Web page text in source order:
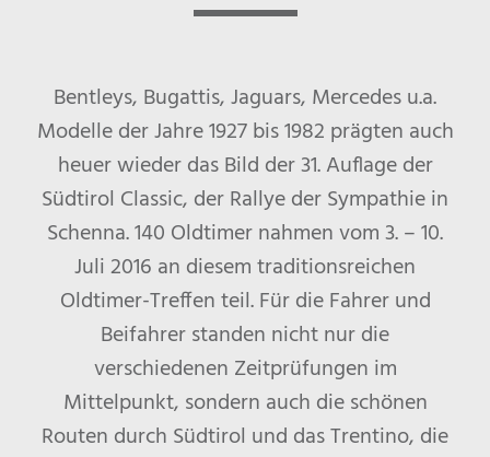
Bentleys, Bugattis, Jaguars, Mercedes u.a.
Modelle der Jahre 1927 bis 1982 prägten auch
heuer wieder das Bild der 31. Auflage der
Südtirol Classic, der Rallye der Sympathie in
Schenna. 140 Oldtimer nahmen vom 3. – 10.
Juli 2016 an diesem traditionsreichen
Oldtimer-Treffen teil. Für die Fahrer und
Beifahrer standen nicht nur die
verschiedenen Zeitprüfungen im
Mittelpunkt, sondern auch die schönen
Routen durch Südtirol und das Trentino, die